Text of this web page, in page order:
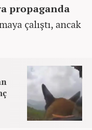
propaganda
çalıştı, ancak